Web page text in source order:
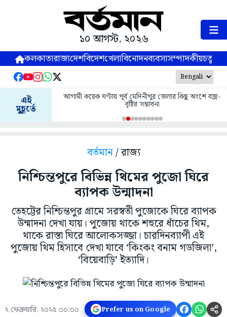
১০ আগস্ট, ২০২৬
কলকাতারাজ্যদেশবিদেশখেলাবিনোদনব্যবসাসম্পাদকীয়
এই
মুহূর্তে
আগামী কয়েক ঘণ্টায় পূর্ব মেদিনীপুর জেলার কিছু অংশে বজ্র-
বৃষ্টির সম্ভাবনা
বর্তমান/ রাজ্য
নিশ্চিন্তপুরে বিভিন্ন থিমের পুজো ঘিরে
ব্যাপক উন্মাদনা
তেহট্টের নিশ্চিন্তপুর গ্রামে সরস্বতী পুজোকে ঘিরে ব্যাপক
উন্মাদনা দেখা যায়। পুজোয় থাকে শহুরে ধাঁচের থিম,
থাকে রাস্তা ঘিরে আলোকসজ্জা। চারদিনব্যাপী এই
পুজোয় থিম হিসাবে দেখা যাবে ‘কিংকং বনাম গডজিলা’,
‘বিয়েবাড়ি’ ইত্যাদি।
২ ফেব্রুয়ারি, ২০২৫ ০০:০০ Prefer us on Google